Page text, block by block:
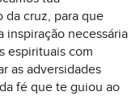
da cruz, para que
inspiração necessária
espirituais com
as adversidades
fé que te guiou ao